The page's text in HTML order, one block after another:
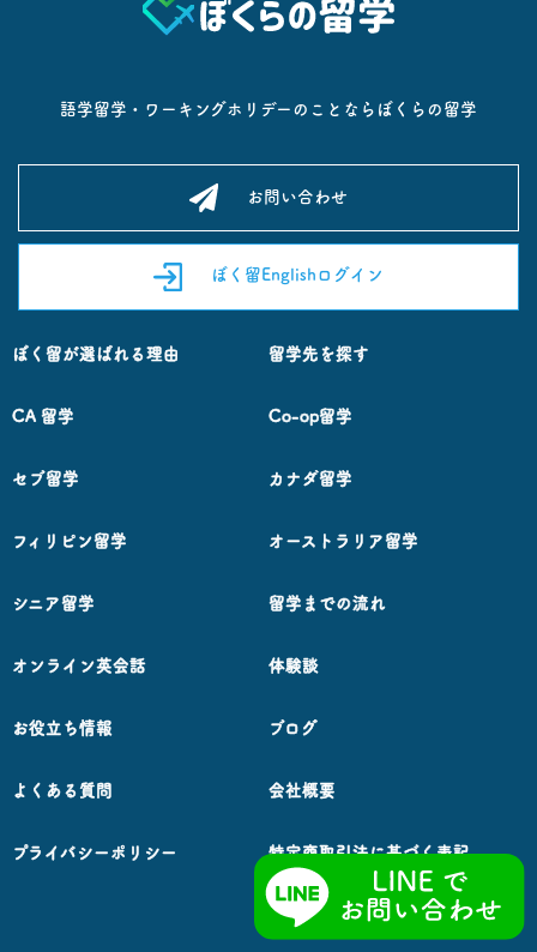
ぼく留が選ばれる理由 留学先を探す
CA 留学 Co-op留学
セブ留学 カナダ留学
フィリピン留学 オーストラリア留学
シニア留学 留学までの流れ
オンライン英会話 体験談
お役立ち情報 ブログ
よくある質問 会社概要
プライバシーポリシー 特定商取引法に基づく表記
語学留学・ワーキングホリデーのことならぼくらの留学
お問い合わせ
ぼく留Englishログイン